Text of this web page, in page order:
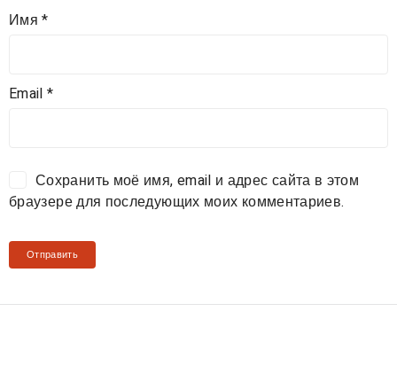
Имя*
Email*
Сохранить моё имя, email и адрес сайта в этом
браузере для последующих моих комментариев.